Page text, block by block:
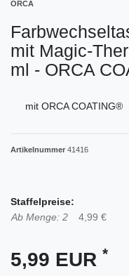
ORCA
mit Magic-
ml - ORCA
mit ORCA COATING®
Artikelnummer 41416
Staffelpreise:
Ab Menge: 2
4,99 €
5,99 EUR *